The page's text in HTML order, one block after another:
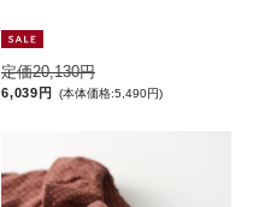
定価20,130円
6,039円 (本体価格:5,490円)